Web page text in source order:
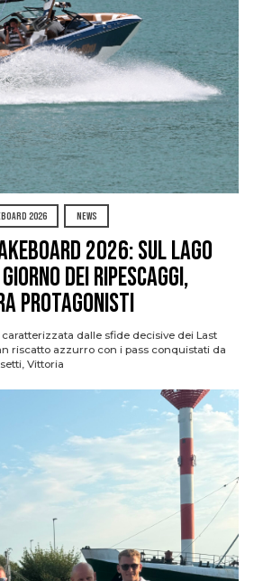
2026 NEWS
2026: sul Lago
dei ripescaggi,
protagonisti
dalle sfide decisive dei Last
riscatto azzurro con i pass conquistati da
Vittoria